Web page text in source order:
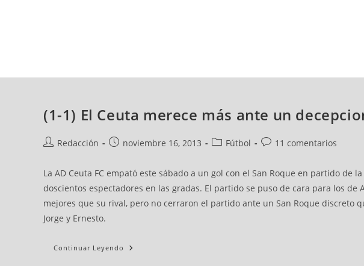
(1-1) El Ceuta merece más ante un
Redacción noviembre 16, 2013 Fútbol 11 comentarios
La AD Ceuta FC empató este sábado a un gol con el San Roque en partido
doscientos espectadores en las gradas. El partido se puso de cara para los
mejores que su rival, pero no cerraron el partido ante un San Roque discreto
Jorge y Ernesto.
Continuar Leyendo